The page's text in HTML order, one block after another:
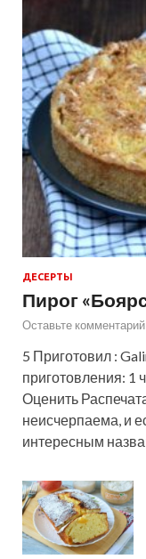
ДЕСЕРТЫ
Пирог
Оставьте комментарий
5 Приготовил :
приготовления: 1
Оценить
неисчерпаема, и
интересным